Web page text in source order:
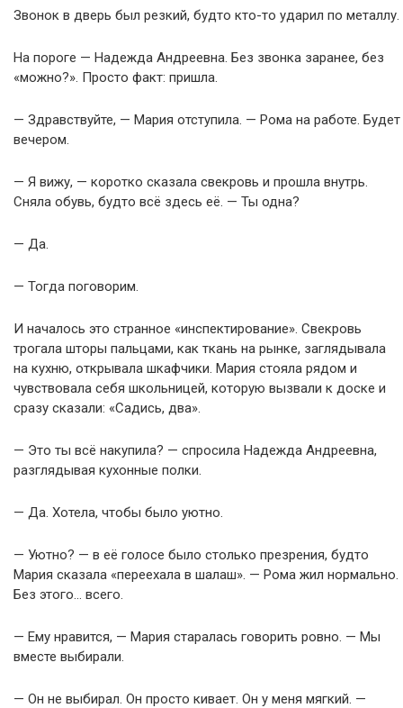
Звонок в дверь был резкий, будто кто-то ударил по металлу.
На пороге — Надежда Андреевна. Без звонка заранее, без
«можно?». Просто факт: пришла.
— Здравствуйте, — Мария отступила. — Рома на работе. Будет
вечером.
— Я вижу, — коротко сказала свекровь и прошла внутрь.
Сняла обувь, будто всё здесь её. — Ты одна?
— Да.
— Тогда поговорим.
И началось это странное «инспектирование». Свекровь
трогала шторы пальцами, как ткань на рынке, заглядывала
на кухню, открывала шкафчики. Мария стояла рядом и
чувствовала себя школьницей, которую вызвали к доске и
сразу сказали: «Садись, два».
— Это ты всё накупила? — спросила Надежда Андреевна,
разглядывая кухонные полки.
— Да. Хотела, чтобы было уютно.
— Уютно? — в её голосе было столько презрения, будто
Мария сказала «переехала в шалаш». — Рома жил нормально.
Без этого… всего.
— Ему нравится, — Мария старалась говорить ровно. — Мы
вместе выбирали.
— Он не выбирал. Он просто кивает. Он у меня мягкий. —